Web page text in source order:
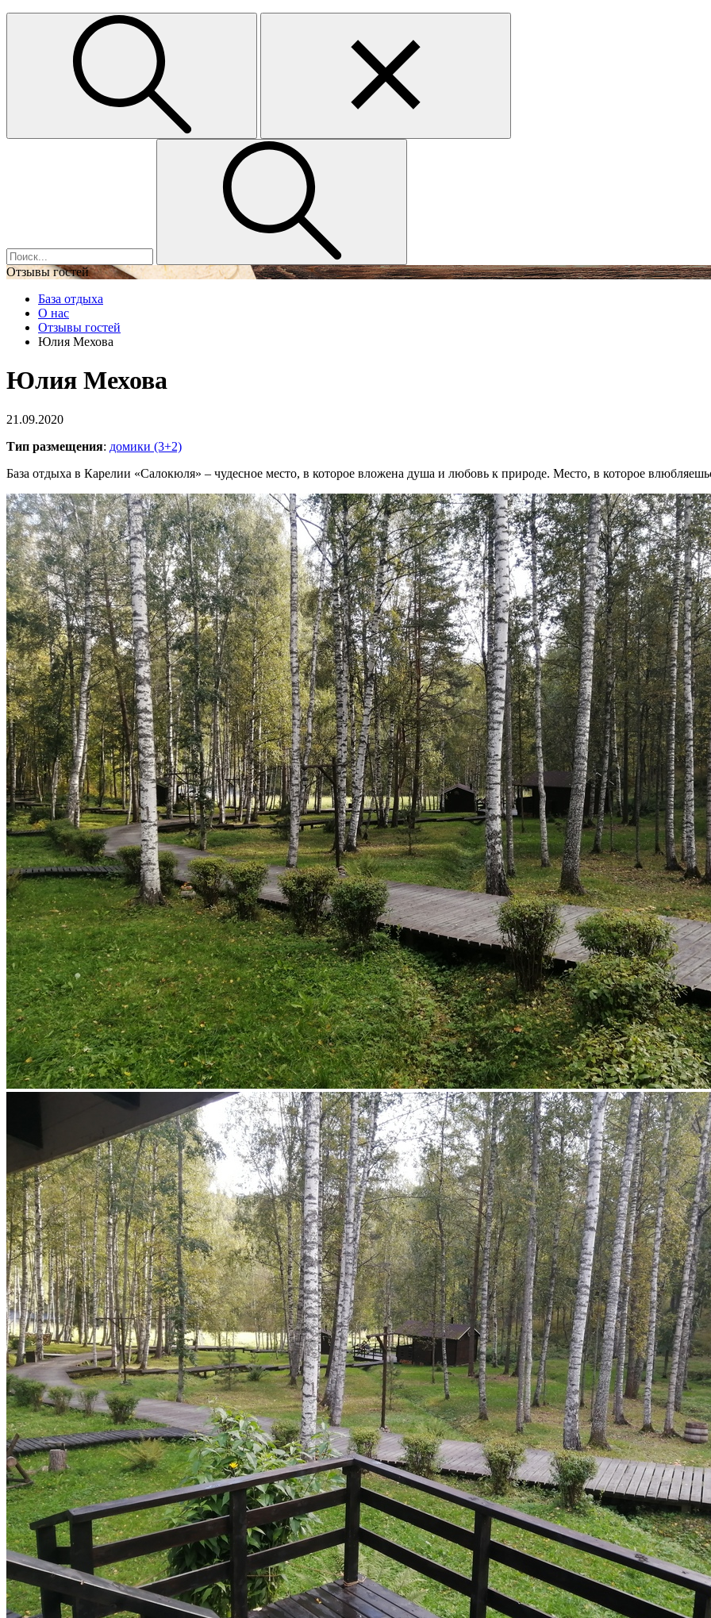
Отзывы гостей
База отдыха
О нас
Отзывы гостей
Юлия Мехова
Юлия Мехова
21.09.2020
Тип размещения: домики (3+2)
База отдыха в Карелии «Салокюля» – чудесное место, в которое вложена душа и любовь к природе. Место, в которое